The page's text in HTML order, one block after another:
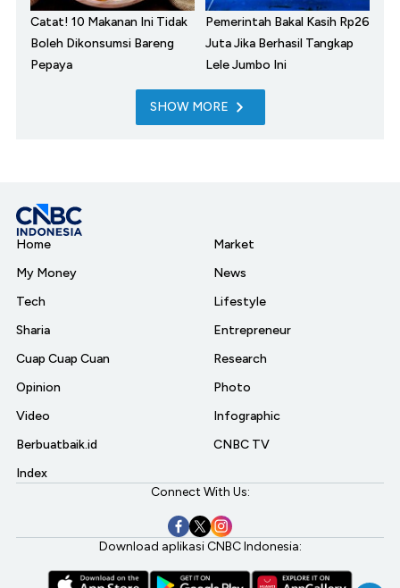
Catat! 10 Makanan Ini Tidak
Boleh Dikonsumsi Bareng
Pepaya
Pemerintah Bakal Kasih Rp26
Juta Jika Berhasil Tangkap
Lele Jumbo Ini
SHOW MORE
Home
My Money
Tech
Sharia
Cuap Cuap Cuan
Opinion
Video
Berbuatbaik.id
Index
Market
News
Lifestyle
Entrepreneur
Research
Photo
Infographic
CNBC TV
Connect With Us:
Download aplikasi CNBC Indonesia: